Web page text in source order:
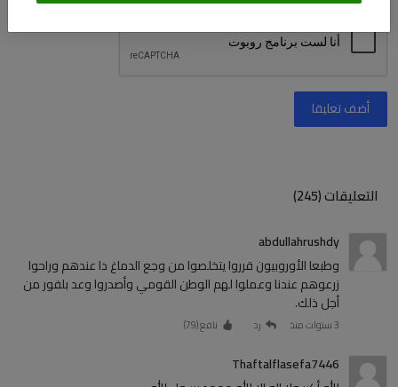
أضف تعليقا
التعليقات (245)
abdullahrushdy
وطبعا الأوروبيون قرروا يتخلصوا من وجع الدماغ دا عندهم وراحوا
زرعوهم عندنا وعملوا لهم الوطن القومي وأصدروا وعد بلفور من
أجل ذلك.
3 سنوات منذ رد نافع (79
)
Thaftalflasefa7446